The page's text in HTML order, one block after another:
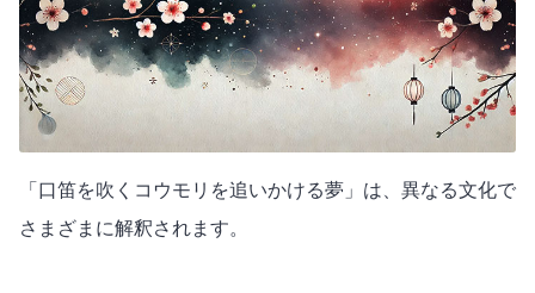
「口笛を吹くコウモリを追いかける夢」は、異なる文化で
さまざまに解釈されます。